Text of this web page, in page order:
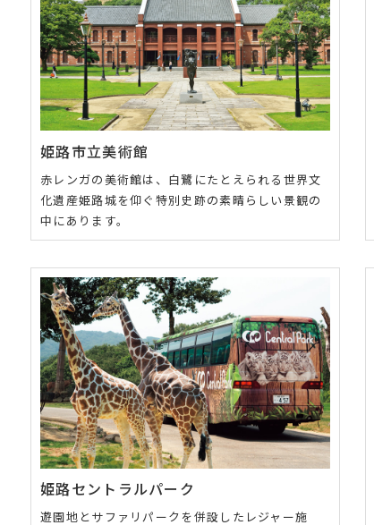
姫路市立美術館
赤レンガの美術館は、白鷺にたとえられる世界文
化遺産姫路城を仰ぐ特別史跡の素晴らしい景観の
中にあります。
姫路セントラルパーク
遊園地とサファリパークを併設したレジャー施